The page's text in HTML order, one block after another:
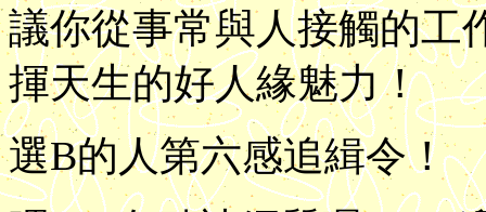
議你從事常與人接觸的工
揮天生的好人緣魅力！
選B的人第六感追緝令！